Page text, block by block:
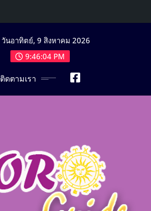
วันอาทิตย์, 9 สิงหาคม 2026
9:46:06 PM
ติดตามเรา